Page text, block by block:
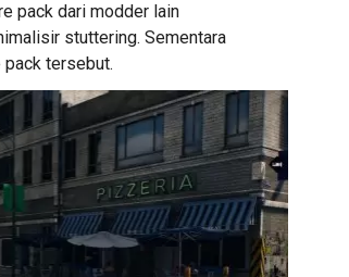
pack dari modder lain
stuttering. Sementara
tersebut.